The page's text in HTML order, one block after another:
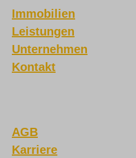
Immobilien
Leistungen
Unternehmen
Kontakt
AGB
Karriere